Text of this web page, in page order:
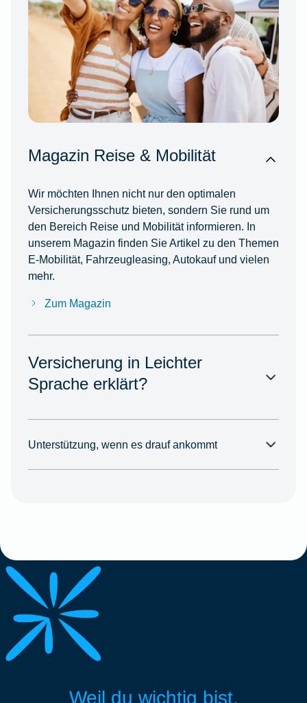
Magazin Reise & Mobilität
Wir möchten Ihnen nicht nur den optimalen
Versicherungsschutz bieten, sondern Sie rund um
den Bereich Reise und Mobilität informieren. In
unserem Magazin finden Sie Artikel zu den Themen
E-Mobilität, Fahrzeugleasing, Autokauf und vielen
mehr.
Zum Magazin
Versicherung in Leichter
Sprache erklärt?
Unterstützung, wenn es drauf ankommt
Weil du wichtig bist.